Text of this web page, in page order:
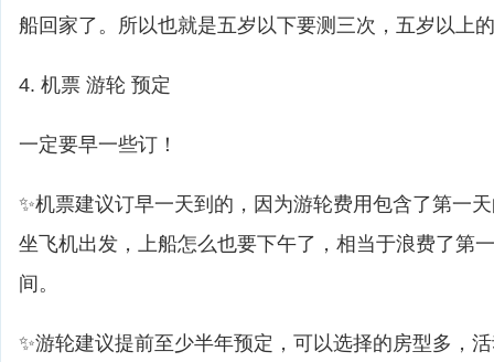
船回家了。所以也就是五岁以下要测三次，五岁以上
4. 机票 游轮 预定
一定要早一些订！
✨机票建议订早一天到的，因为游轮费用包含了第一
坐飞机出发，上船怎么也要下午了，相当于浪费了第
间。
✨游轮建议提前至少半年预定，可以选择的房型多，